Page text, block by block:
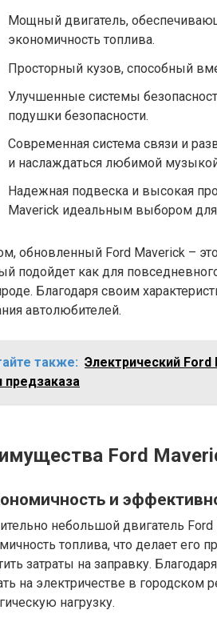
Мощный двигатель,
экономичность топлива.
Просторный кузов, способный
Улучшенные системы
подушки безопасности.
Современная система связи и
и наслаждаться любимой
Надежная подвеска и высокая
Maverick идеальным выбором
обновленный Ford Maverick –
подойдет как для
Благодаря своим
автолюбителей.
также: Электрический
предзаказа
Ford
и
небольшой двигатель
топлива, что делает его
затраты на заправку.
на электричестве в
нагрузку.